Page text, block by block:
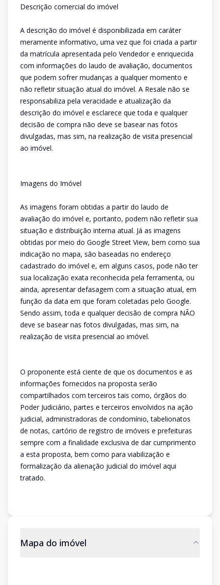
Descrição comercial do imóvel
A descrição do imóvel é disponibilizada em caráter
meramente informativo, uma vez que foi criada a partir
da matrícula apresentada pelo Vendedor e enriquecida
com informações do laudo de avaliação, documentos
que podem sofrer mudanças a qualquer momento e
não refletir situação atual do imóvel. A Resale não se
responsabiliza pela veracidade e atualização da
descrição do imóvel e esclarece que toda e qualquer
decisão de compra não deve se basear nas fotos
divulgadas, mas sim, na realização de visita presencial
ao imóvel.
Imagens do Imóvel
As imagens foram obtidas a partir do laudo de
avaliação do imóvel e, portanto, podem não refletir sua
situação e distribuição interna atual. Já as imagens
obtidas por meio do Google Street View, bem como sua
indicação no mapa, são baseadas no endereço
cadastrado do imóvel e, em alguns casos, pode não ter
sua localização exata reconhecida pela ferramenta, ou
ainda, apresentar defasagem com a situação atual, em
função da data em que foram coletadas pelo Google.
Sendo assim, toda e qualquer decisão de compra NÃO
deve se basear nas fotos divulgadas, mas sim, na
realização de visita presencial ao imóvel.
O proponente está ciente de que os documentos e as
informações fornecidos na proposta serão
compartilhados com terceiros tais como, órgãos do
Poder Judiciário, partes e terceiros envolvidos na ação
judicial, administradoras de condomínio, tabelionatos
de notas, cartório de registro de imóveis e prefeituras
sempre com a finalidade exclusiva de dar cumprimento
a esta proposta, bem como para viabilização e
formalização da alienação judicial do imóvel aqui
tratado.
Mapa do imóvel